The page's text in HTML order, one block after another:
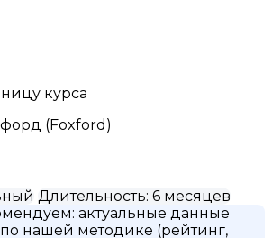
курса
(Foxford)
Длительность: 6 месяцев
актуальные данные
нашей методике (рейтинг,